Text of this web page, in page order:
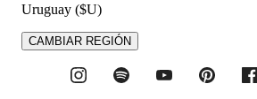
Uruguay ($U)
CAMBIAR REGIÓN